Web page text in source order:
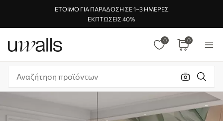
ΈΤΟΙΜΟ ΓΙΑ ΠΑΡΆΔΟΣΗ ΣΕ 1–3 ΗΜΈΡΕΣ
ΕΚΠΤΏΣΕΙΣ 40%
0 0